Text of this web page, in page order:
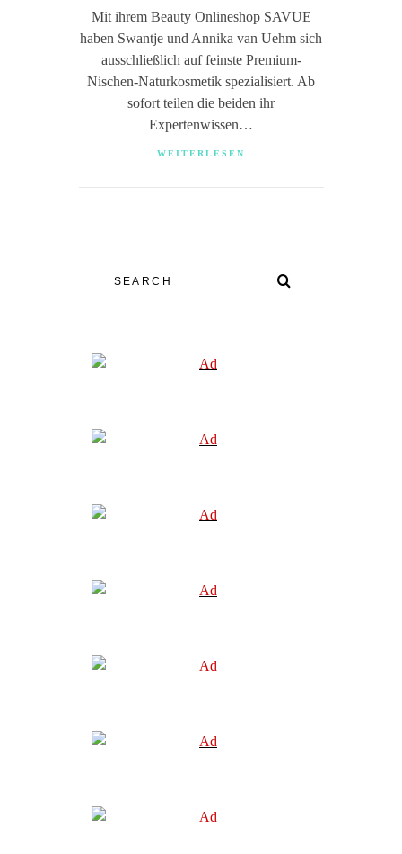
Mit ihrem Beauty Onlineshop SAVUE
haben Swantje und Annika van Uehm sich
ausschließlich auf feinste Premium-
Nischen-Naturkosmetik spezialisiert. Ab
sofort teilen die beiden ihr
Expertenwissen…
WEITERLESEN